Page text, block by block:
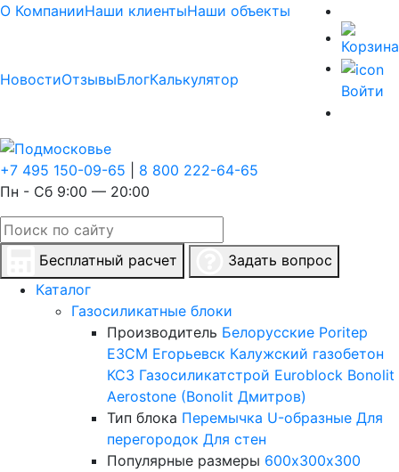
О КомпанииНаши клиентыНаши объекты
НовостиОтзывыБлогКалькулятор
Войти
+7 495 150-09-65
8 800 222-64-65
Пн - Сб 9:00 — 20:00
Бесплатный расчет
Задать вопрос
Каталог
Газосиликатные блоки
Производитель Белорусские Poritep
ЕЗСМ Егорьевск Калужский газобетон
КСЗ Газосиликатстрой Euroblock Bonolit
Aerostone (Bonolit Дмитров)
Тип блока Перемычка U-образные Для
перегородок Для стен
Популярные размеры 600х300х300